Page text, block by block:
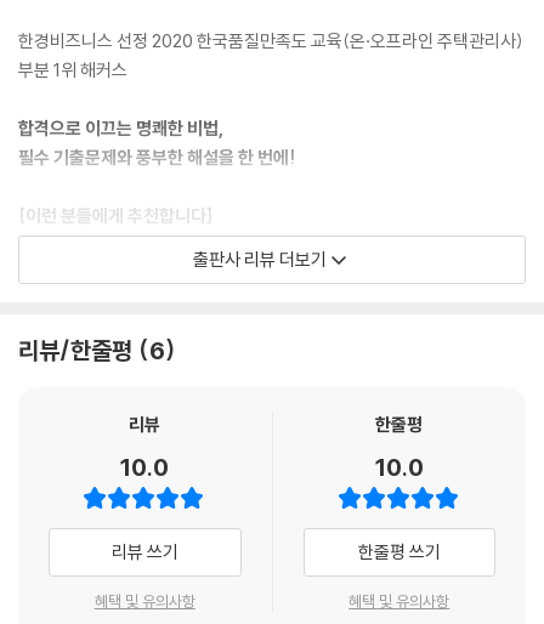
한경비즈니스 선정 2020 한국품질만족도 교육(온·오프라인 주택관리사)
부분 1위 해커스
합격으로 이끄는 명쾌한 비법,
필수 기출문제와 풍부한 해설을 한 번에!
[이런 분들에게 추천합니다]
1. 2026 제29회 주택관리사(보) 합격을 위하여 최신 출제경향에 맞춘 기
적인 학습을 하고 싶은 분들
[해커스 교재만의 특장점]
1. 최신 개정법령 및 출제경향이 반영된 최신 7개년(2025~2019년) 기출
문제를 단원별로 엄선하여 효율적인 학습이 가능합니다.
출제경향과 비중을 바탕으로 최근 7개년(2025~2019년) 기출문제 중 핵
심 기출만 단원별로 엄선해 체계적인 기출 중심 학습을 할 수 있습니다.
출판사 리뷰 더보기
리뷰/한줄평 6
리뷰
10.0
리뷰 쓰기
혜택 및 유의사항
한줄평
10.0
한줄평 쓰기
혜택 및 유의사항